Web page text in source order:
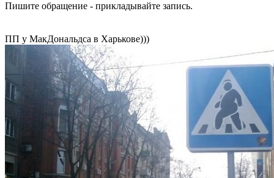
Пишите обращение - прикладывайте запись.
ПП у МакДональдса в Харькове)))